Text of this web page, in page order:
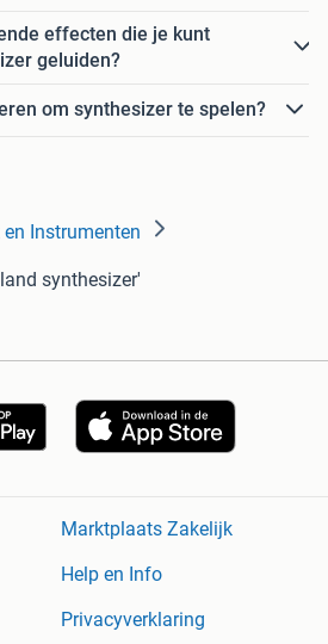
effecten die je kunt
geluiden?
om synthesizer te spelen?
Instrumenten
synthesizer'
Marktplaats Zakelijk
Help en Info
Privacyverklaring